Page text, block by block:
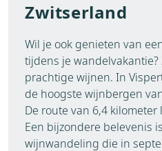
Zwitserland
Wil je ook genieten van
tijdens je
prachtige wijnen. In
de hoogste wijnbergen
De route van 6,4
Een bijzondere belevenis
wijnwandeling die in